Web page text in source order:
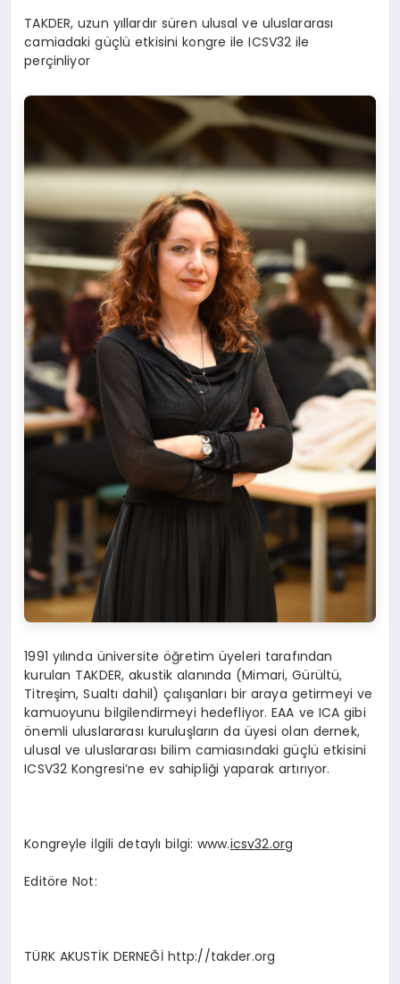
TAKDER, uzun yıllardır süren ulusal ve uluslararası
camiadaki güçlü etkisini kongre ile ICSV32 ile
perçinliyor
1991 yılında üniversite öğretim üyeleri tarafından
kurulan TAKDER, akustik alanında (Mimari, Gürültü,
Titreşim, Sualtı dahil) çalışanları bir araya getirmeyi ve
kamuoyunu bilgilendirmeyi hedefliyor. EAA ve ICA gibi
önemli uluslararası kuruluşların da üyesi olan dernek,
ulusal ve uluslararası bilim camiasındaki güçlü etkisini
ICSV32 Kongresi’ne ev sahipliği yaparak artırıyor.
Kongreyle ilgili detaylı bilgi: www.icsv32.org
Editöre Not:
TÜRK AKUSTİK DERNEĞİ http://takder.org